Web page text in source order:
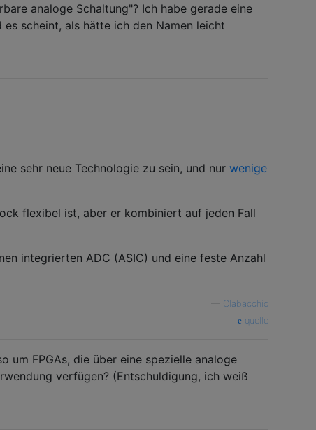
analoge Schaltung"? Ich habe gerade eine
scheint, als hätte ich den Namen leicht
sehr neue Technologie zu sein, und nur wenige
flexibel ist, aber er kombiniert auf jeden Fall
integrierten ADC (ASIC) und eine feste Anzahl
Clabacchio
quelle
um FPGAs, die über eine spezielle analoge
verfügen? (Entschuldigung, ich weiß